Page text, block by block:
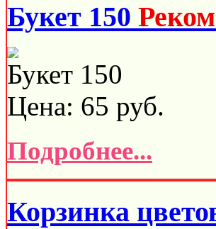
Букет 150
Букет 150
Цена: 65 руб.
Подробнее...
Корзинка